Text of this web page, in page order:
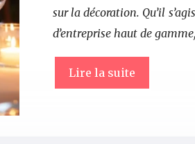
sur la décoration. Qu’il
d’entreprise haut de
Lire la suite